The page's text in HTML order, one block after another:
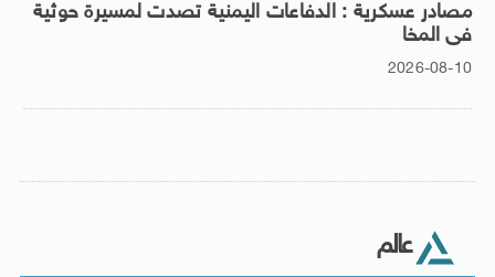
مصادر عسكرية : الدفاعات اليمنية تصدت لمسيرة حوثية
فى المخا
2026-08-10
عالم